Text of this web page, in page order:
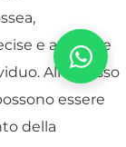
e adattate
Allo stesso
essere
della